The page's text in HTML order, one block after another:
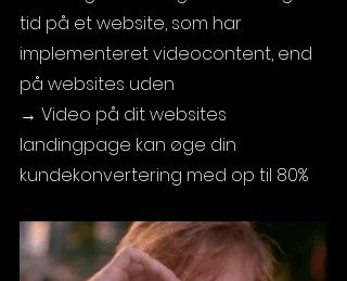
tid på et website, som har
implementeret videocontent, end
på websites uden
→ Video på dit websites
landingpage kan øge din
kundekonvertering med op til 80%